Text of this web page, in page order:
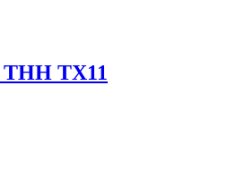
קסדת שטח לאופנוע THH TX11